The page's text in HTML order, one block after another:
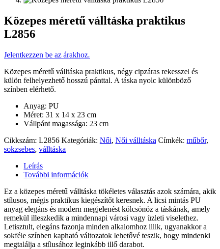
Közepes méretű válltáska praktikus
L2856
Jelentkezzen be az árakhoz.
Közepes méretű válltáska praktikus, négy cipzáras rekesszel és
külön felhelyezhető hosszú pánttal. A táska nyolc különböző
színben elérhető.
Anyag: PU
Méret: 31 x 14 x 23 cm
Vállpánt magassága: 23 cm
Cikkszám: L2856 Kategóriák: Női, Női válltáska Címkék: műbőr,
sokzsebes, válltáska
Leírás
További információk
Ez a közepes méretű válltáska tökéletes választás azok számára, akik
stílusos, mégis praktikus kiegészítőt keresnek. A licsi mintás PU
anyag elegáns és modern megjelenést kölcsönöz a táskának, amely
remekül illeszkedik a mindennapi városi vagy üzleti viselethez.
Letisztult, elegáns fazonja minden alkalomhoz illik, ugyanakkor a
sokféle színben kapható változatok lehetővé teszik, hogy mindenki
megtalálja a stílusához leginkább illő darabot.